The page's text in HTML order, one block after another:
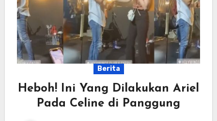
Berita
Heboh! Ini Yang Dilakukan Ariel
Pada Celine di Panggung